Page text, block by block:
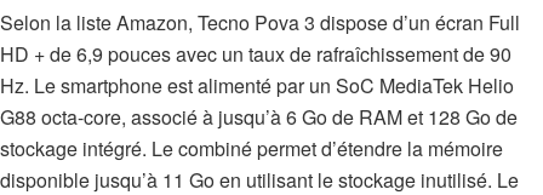
Selon la liste Amazon, Tecno Pova 3 dispose d’un écran Full
HD + de 6,9 ​​pouces avec un taux de rafraîchissement de 90
Hz. Le smartphone est alimenté par un SoC MediaTek Helio
G88 octa-core, associé à jusqu’à 6 Go de RAM et 128 Go de
stockage intégré. Le combiné permet d’étendre la mémoire
disponible jusqu’à 11 Go en utilisant le stockage inutilisé. Le